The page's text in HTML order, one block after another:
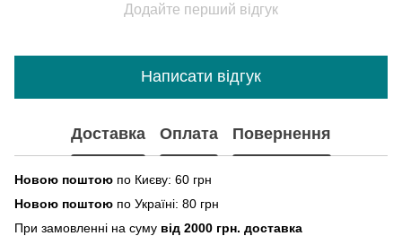
Додайте перший відгук
Написати відгук
Доставка Оплата Повернення
Новою поштою по Києву: 60 грн
Новою поштою по Україні: 80 грн
При замовленні на суму від 2000 грн. доставка